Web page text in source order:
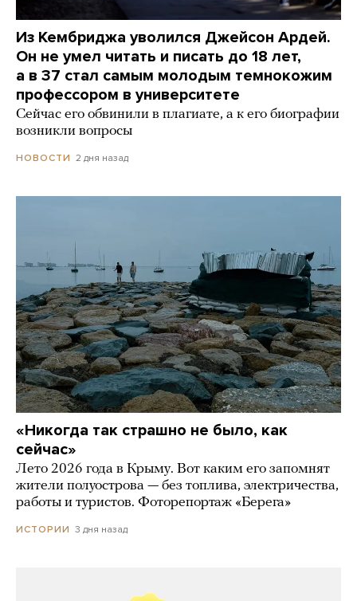
Из Кембриджа уволился Джейсон Ардей.
Он не умел читать и писать до 18 лет,
а в 37 стал самым молодым темнокожим
профессором в университете
Сейчас его обвинили в плагиате, а к его биографии
возникли вопросы
НОВОСТИ 2 дня назад
«Никогда так страшно не было, как
сейчас»
Лето 2026 года в Крыму. Вот каким его запомнят
жители полуострова — без топлива, электричества,
работы и туристов. Фоторепортаж «Берега»
ИСТОРИИ 3 дня назад